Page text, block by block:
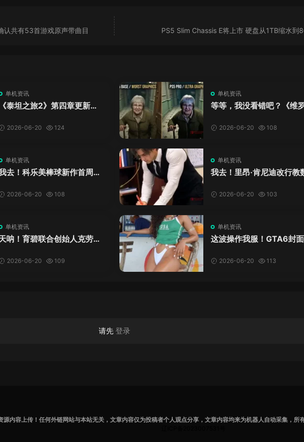
认共有53首游戏原声带曲目 PS5 Slim Chassis E将上市 硬盘从1TB缩水到
单机资讯
《泰坦之旅2》第四章更新来
！
2026-06-20 124
单机资讯
等等，我没看错吧？《维
加料？
2026-06-20 108
单机资讯
去！科乐美棒球新作首周十
！
2026-06-20 108
单机资讯
我去！里昂·肯尼迪改行教
格！2026-06-20 103
单机资讯
呐！育碧联合创始人克劳德
2026-06-20 109
单机资讯
这波操作我服！GTA6封面
模式又上线了
2026-06-20 113
请先 登录
源内容上传！任何外链网站与本站无关，文章内容仅为投稿者个人观点分享，文章内容均来为机器人自动采集，